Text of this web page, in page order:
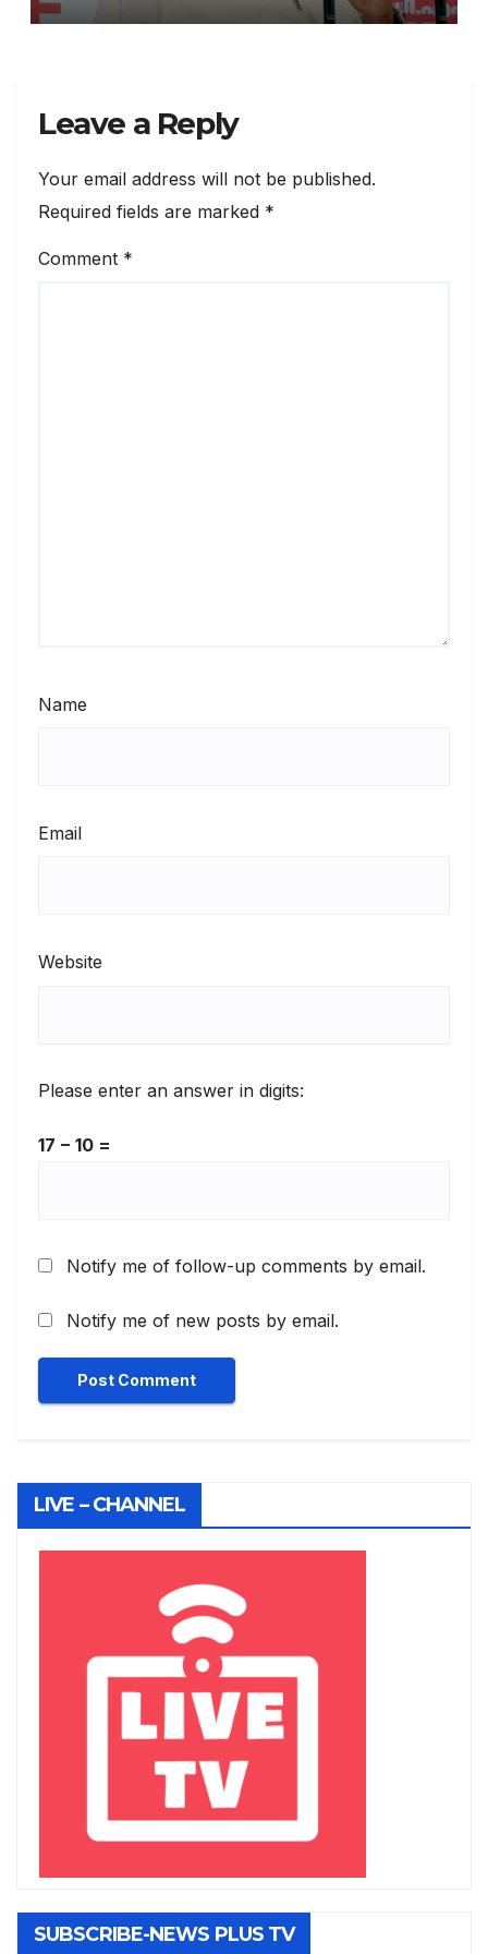
Leave a Reply
Your email address will not be published.
Required fields are marked *
Comment *
Name
Email
Website
Please enter an answer in digits:
17 − 10 =
Notify me of follow-up comments by email.
Notify me of new posts by email.
LIVE – CHANNEL
SUBSCRIBE-NEWS PLUS TV